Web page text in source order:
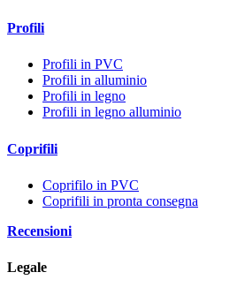
Profili
Profili in PVC
Profili in alluminio
Profili in legno
Profili in legno alluminio
Coprifili
Coprifilo in PVC
Coprifili in pronta consegna
Recensioni
Legale